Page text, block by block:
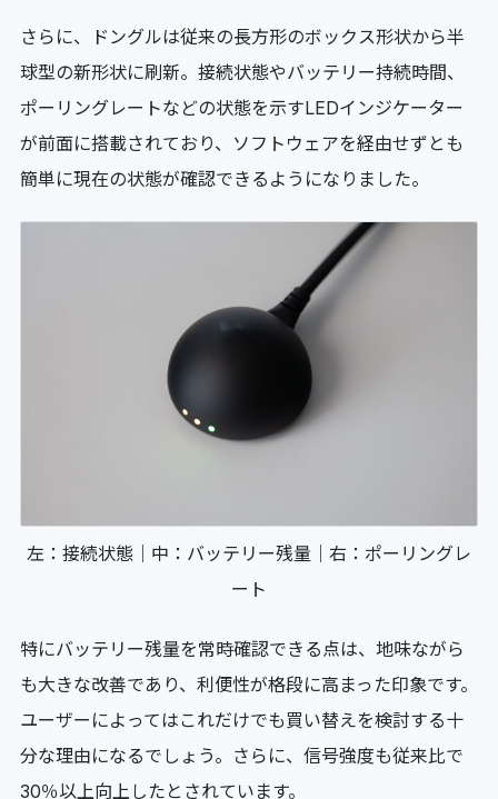
さらに、ドングルは従来の長方形のボックス形状から半
球型の新形状に刷新。接続状態やバッテリー持続時間、
ポーリングレートなどの状態を示すLEDインジケーター
が前面に搭載されており、ソフトウェアを経由せずとも
簡単に現在の状態が確認できるようになりました。
左：接続状態｜中：バッテリー残量｜右：ポーリングレ
ート
特にバッテリー残量を常時確認できる点は、地味ながら
も大きな改善であり、利便性が格段に高まった印象です。
ユーザーによってはこれだけでも買い替えを検討する十
分な理由になるでしょう。さらに、信号強度も従来比で
30％以上向上したとされています。